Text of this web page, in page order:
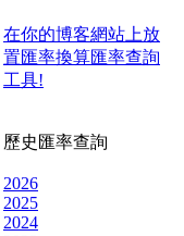
在你的博客網站上放
置匯率換算匯率查詢
工具!
歷史匯率查詢
2026
2025
2024